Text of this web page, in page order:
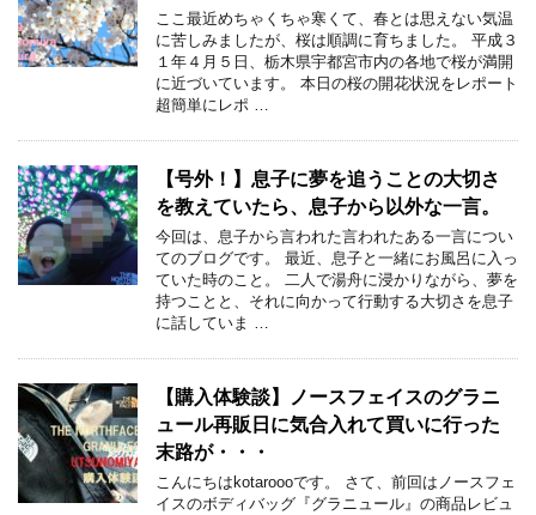
ここ最近めちゃくちゃ寒くて、春とは思えない気温
に苦しみましたが、桜は順調に育ちました。 平成３
１年４月５日、栃木県宇都宮市内の各地で桜が満開
に近づいています。 本日の桜の開花状況をレポート
超簡単にレポ …
【号外！】息子に夢を追うことの大切さ
を教えていたら、息子から以外な一言。
今回は、息子から言われた言われたある一言につい
てのブログです。 最近、息子と一緒にお風呂に入っ
ていた時のこと。 二人で湯舟に浸かりながら、夢を
持つことと、それに向かって行動する大切さを息子
に話していま …
【購入体験談】ノースフェイスのグラニ
ュール再販日に気合入れて買いに行った
末路が・・・
こんにちはkotaroooです。 さて、前回はノースフェ
イスのボディバッグ『グラニュール』の商品レビュ